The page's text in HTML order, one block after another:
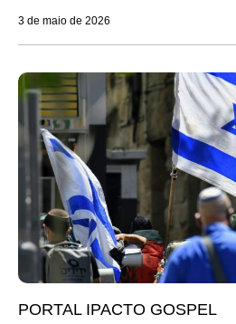
3 de maio de 2026
PORTAL IPACTO GOSPEL